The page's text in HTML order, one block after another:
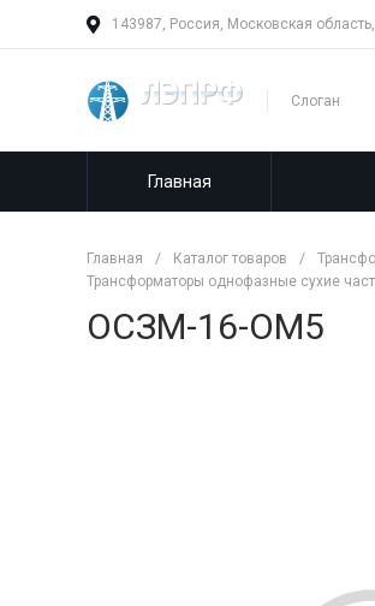
143987, Россия, Московская
Слоган
Главная
Главная / Каталог товаров /
Трансформаторы однофазные сухие
ОСЗМ-16-ОМ5